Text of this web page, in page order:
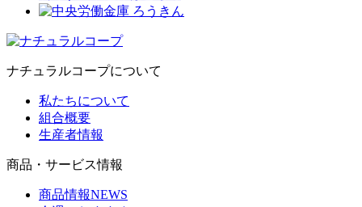
ナチュラルコープについて
私たちについて
組合概要
生産者情報
商品・サービス情報
商品情報NEWS